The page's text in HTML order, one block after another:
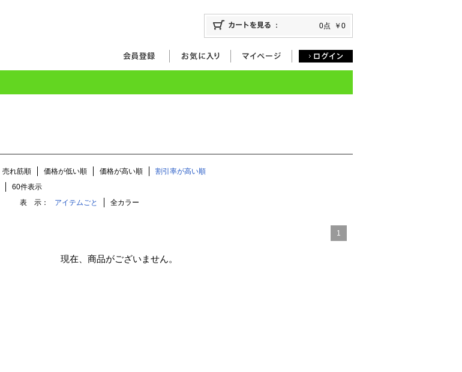
0点 ￥0
売れ筋順 価格が低い順 価格が高い順
割引率が高い順
60件表示
表 示： アイテムごと 全カラー
1
現在、商品がございません。